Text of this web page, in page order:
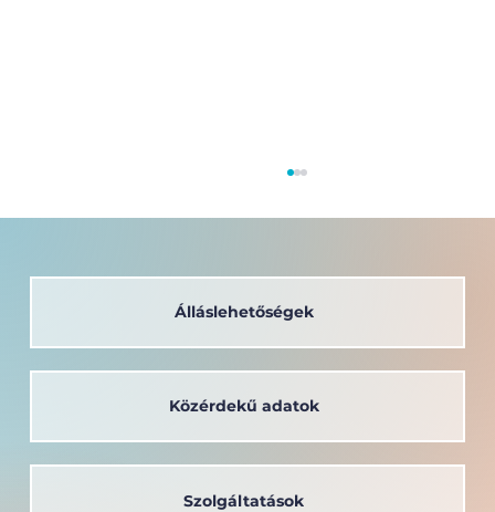
Álláslehetőségek
Szolgáltatások
Közérdekű adatok